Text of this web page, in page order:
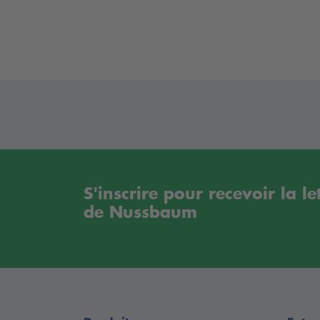
S'inscrire pour recevoir la
de Nussbaum